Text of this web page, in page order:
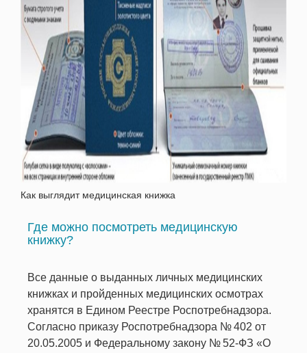
Как выглядит медицинская книжка
Где можно посмотреть медицинскую
книжку?
Все данные о выданных личных медицинских
книжках и пройденных медицинских осмотрах
хранятся в Едином Реестре Роспотребнадзора.
Согласно приказу Роспотребнадзора № 402 от
20.05.2005 и Федеральному закону № 52-ФЗ «О